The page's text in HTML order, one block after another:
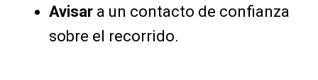
Avisara un contacto de confianza
sobre el recorrido.